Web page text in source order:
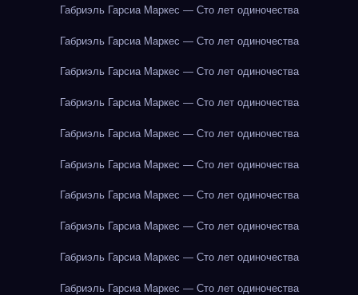
Габриэль Гарсиа Маркес — Сто лет одиночества
Габриэль Гарсиа Маркес — Сто лет одиночества
Габриэль Гарсиа Маркес — Сто лет одиночества
Габриэль Гарсиа Маркес — Сто лет одиночества
Габриэль Гарсиа Маркес — Сто лет одиночества
Габриэль Гарсиа Маркес — Сто лет одиночества
Габриэль Гарсиа Маркес — Сто лет одиночества
Габриэль Гарсиа Маркес — Сто лет одиночества
Габриэль Гарсиа Маркес — Сто лет одиночества
Габриэль Гарсиа Маркес — Сто лет одиночества